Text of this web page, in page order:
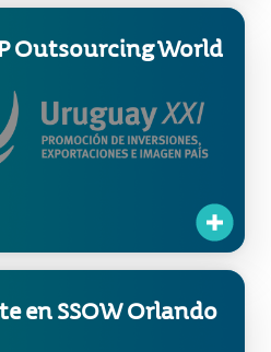
Outsourcing World
en SSOW Orlando